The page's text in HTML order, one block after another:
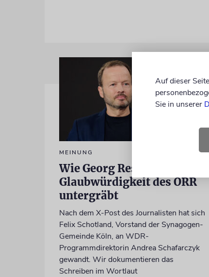
MEINUNG
Wie Georg Restle die
Glaubwürdigkeit des ÖRR
untergräbt
Nach dem X-Post des Journalisten hat sich
Felix Schotland, Vorstand der Synagogen-
Gemeinde Köln, an WDR-
Programmdirektorin Andrea Schafarczyk
gewandt. Wir dokumentieren das
Schreiben im Wortlaut
Auf dieser
Sie in unserer